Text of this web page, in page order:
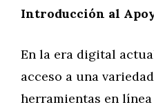
Introducción al
En la era digital
acceso a una
herramientas en